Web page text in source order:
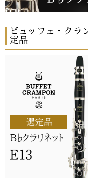
ビュッフェ・ク
定品